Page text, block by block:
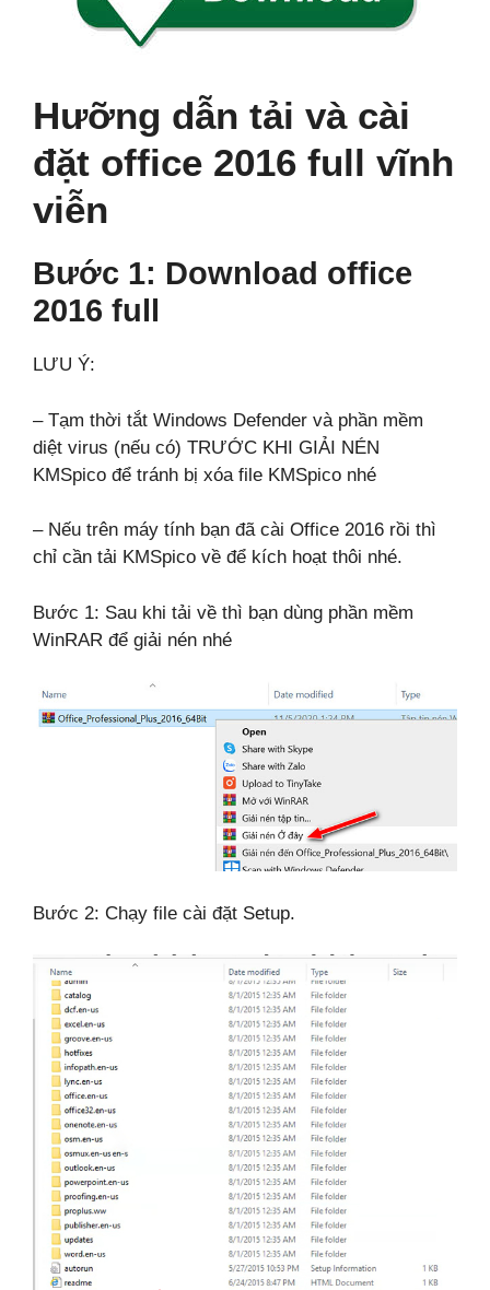
Hưỡng dẫn tải và cài
đặt office 2016 full vĩnh
viễn
Bước 1: Download office
2016 full
LƯU Ý:
– Tạm thời tắt Windows Defender và phần mềm
diệt virus (nếu có) TRƯỚC KHI GIẢI NÉN
KMSpico để tránh bị xóa file KMSpico nhé
– Nếu trên máy tính bạn đã cài Office 2016 rồi thì
chỉ cần tải KMSpico về để kích hoạt thôi nhé.
Bước 1: Sau khi tải về thì bạn dùng phần mềm
WinRAR để giải nén nhé
Bước 2: Chạy file cài đặt Setup.